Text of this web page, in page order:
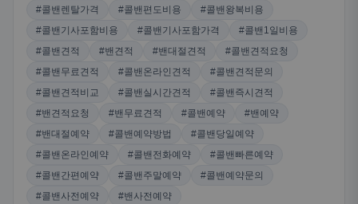
#콜밴렌탈가격
#콜밴편도비용
#콜밴왕복비용
#콜밴기사포함비용
#콜밴기사포함가격
#콜밴1일비용
#콜밴견적
#밴견적 #밴대절견적
#콜밴견적요청
#콜밴무료견적
#콜밴온라인견적
#콜밴견적문의
#콜밴견적비교
#콜밴실시간견적
#콜밴즉시견적
#밴견적요청
#밴무료견적 #콜밴예약
#밴예약
#밴대절예약
#콜밴예약방법
#콜밴당일예약
#콜밴온라인예약
#콜밴전화예약
#콜밴빠른예약
#콜밴간편예약
#콜밴주말예약
#콜밴예약문의
#콜밴사전예약
#밴사전예약